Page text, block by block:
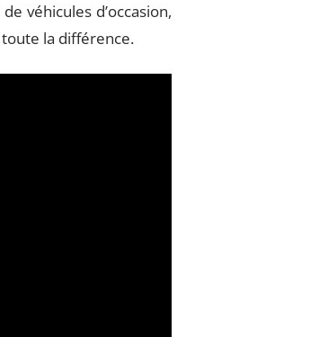
véhicules d’occasion,
la différence.